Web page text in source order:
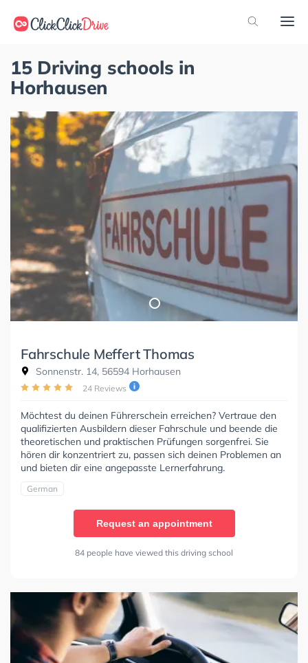
15 Driving schools in
Horhausen
Fahrschule Meffert Thomas
Sonnenstr. 14, 56594 Horhausen
24 Reviews
Möchtest du deinen Führerschein erreichen? Vertraue den
qualifizierten Ausbildern dieser Fahrschule und beende die
theoretischen und praktischen Prüfungen sorgenfrei. Sie
hören dir konzentriert zu, passen sich deinen Problemen an
und bieten dir eine angepasste Lernerfahrung.
German
Request an appointment
84 people have viewed this driving school